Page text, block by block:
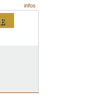
infos